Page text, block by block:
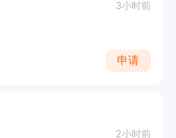
3小时前
申请
2小时前